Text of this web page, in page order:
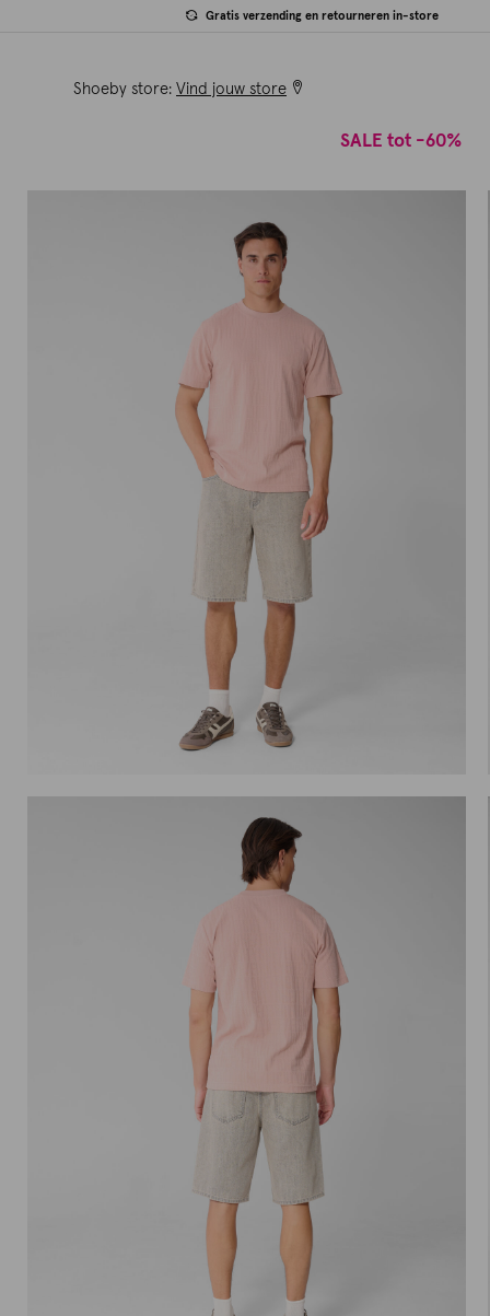
Gratis verzending en retourneren in-store
Shoeby store: Vind jouw store
SALE tot -60%